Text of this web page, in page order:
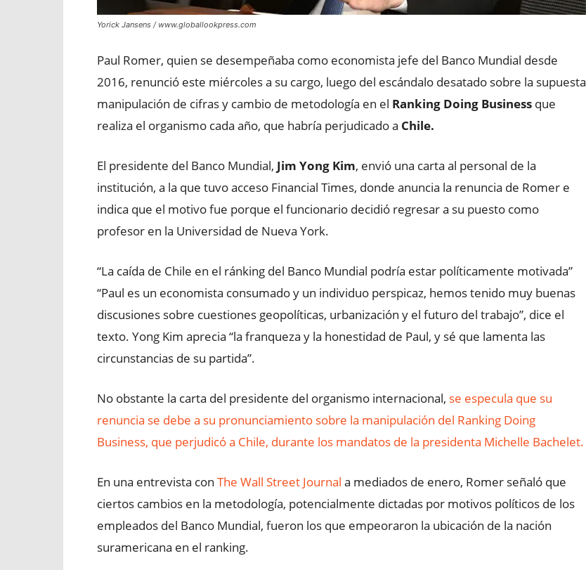
Yorick Jansens / www.globallookpress.com
Paul Romer, quien se desempeñaba como economista jefe del Banco Mundial desde
2016, renunció este miércoles a su cargo, luego del escándalo desatado sobre la supuesta
manipulación de cifras y cambio de metodología en el Ranking Doing Business que
realiza el organismo cada año, que habría perjudicado a Chile.
El presidente del Banco Mundial, Jim Yong Kim, envió una carta al personal de la
institución, a la que tuvo acceso Financial Times, donde anuncia la renuncia de Romer e
indica que el motivo fue porque el funcionario decidió regresar a su puesto como
profesor en la Universidad de Nueva York.
“La caída de Chile en el ránking del Banco Mundial podría estar políticamente motivada”
“Paul es un economista consumado y un individuo perspicaz, hemos tenido muy buenas
discusiones sobre cuestiones geopolíticas, urbanización y el futuro del trabajo”, dice el
texto. Yong Kim aprecia “la franqueza y la honestidad de Paul, y sé que lamenta las
circunstancias de su partida”.
No obstante la carta del presidente del organismo internacional, se especula que su
renuncia se debe a su pronunciamiento sobre la manipulación del Ranking Doing
Business, que perjudicó a Chile, durante los mandatos de la presidenta Michelle Bachelet.
En una entrevista con The Wall Street Journal a mediados de enero, Romer señaló que
ciertos cambios en la metodología, potencialmente dictadas por motivos políticos de los
empleados del Banco Mundial, fueron los que empeoraron la ubicación de la nación
suramericana en el ranking.